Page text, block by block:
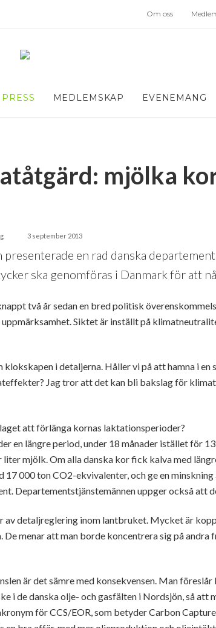
Om oss
PRESS MEDLEMSKAP EVENEMANG
mjölka
3 september 2013
presenterade en rad danska
ska genomföras i Danmark för att
två år sedan en bred politisk
Siktet är inställt på
klokskapen i detaljerna. Håller vi på att hamna i en
Jag tror att det kan bli bakslag för
att förlänga kornas laktationsperioder?
en längre period, under 18 månader istället för
liter mjölk. Om alla danska kor fick kalva med
17 000 ton CO2-ekvivalenter, och ge en
Departementstjänstemännen uppger också att
av detaljreglering inom lantbruket. Mycket är
De menar att man borde koncentrera sig på andra
är det sämre med konsekvensen. Man
i de danska olje- och gasfälten i Nordsjön, så att
för CCS/EOR, som betyder Carbon